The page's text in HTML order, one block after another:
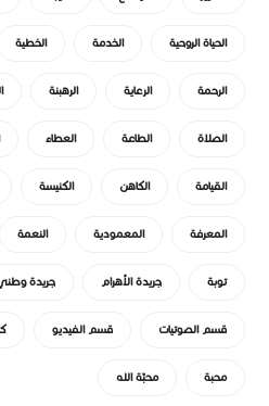
الحياة الروحية الخدمة الخطية
الرحمة الرعاية الرهبنة
الصلاة الطاعة العطاء
القيامة الكاهن الكنيسة
المعرفة المعمودية النعمة
توبة جريدة الأهرام جريدة
قسم الصوتيات قسم الفيديو
محبة محبّة الله